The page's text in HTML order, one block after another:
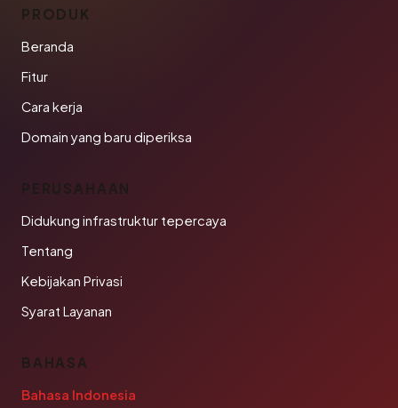
PRODUK
Beranda
Fitur
Cara kerja
Domain yang baru diperiksa
PERUSAHAAN
Didukung infrastruktur tepercaya
Tentang
Kebijakan Privasi
Syarat Layanan
BAHASA
Bahasa Indonesia